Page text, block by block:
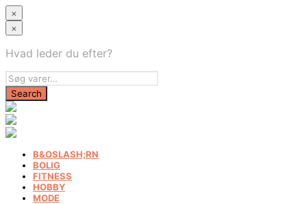
×
×
Hvad leder du efter?
B&OSLASH;RN
BOLIG
FITNESS
HOBBY
MODE